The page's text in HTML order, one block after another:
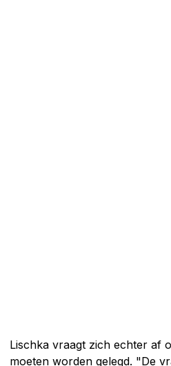
Lischka vraagt zich echter af
moeten worden gelegd. "De